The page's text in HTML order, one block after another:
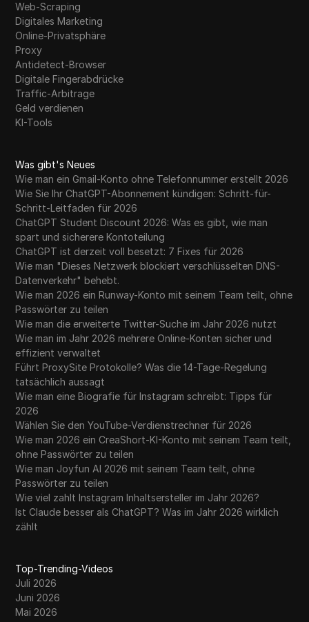
Web-Scraping
Digitales Marketing
Online-Privatsphäre
Proxy
Antidetect-Browser
Digitale Fingerabdrücke
Traffic-Arbitrage
Geld verdienen
KI-Tools
Was gibt's Neues
Wie man ein Gmail-Konto ohne Telefonnummer erstellt 2026
Wie Sie Ihr ChatGPT-Abonnement kündigen: Schritt-für-
Schritt-Leitfaden für 2026
ChatGPT Student Discount 2026: Was es gibt, wie man
spart und sicherere Kontoteilung
ChatGPT ist derzeit voll besetzt: 7 Fixes für 2026
Wie man "Dieses Netzwerk blockiert verschlüsselten DNS-
Datenverkehr" behebt.
Wie man 2026 ein Runway-Konto mit seinem Team teilt, ohne
Passwörter zu teilen
Wie man die erweiterte Twitter-Suche im Jahr 2026 nutzt
Wie man im Jahr 2026 mehrere Online-Konten sicher und
effizient verwaltet
Führt ProxySite Protokolle? Was die 14-Tage-Regelung
tatsächlich aussagt
Wie man eine Biografie für Instagram schreibt: Tipps für
2026
Wählen Sie den YouTube-Verdienstrechner für 2026
Wie man 2026 ein CreaShort-KI-Konto mit seinem Team teilt,
ohne Passwörter zu teilen
Wie man Joyfun AI 2026 mit seinem Team teilt, ohne
Passwörter zu teilen
Wie viel zahlt Instagram Inhaltsersteller im Jahr 2026?
Ist Claude besser als ChatGPT? Was im Jahr 2026 wirklich
zählt
Top-Trending-Videos
Juli 2026
Juni 2026
Mai 2026